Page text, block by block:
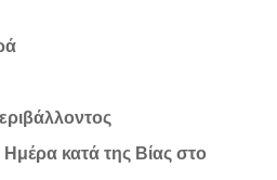
Ημέρα κατά της Βίας στο